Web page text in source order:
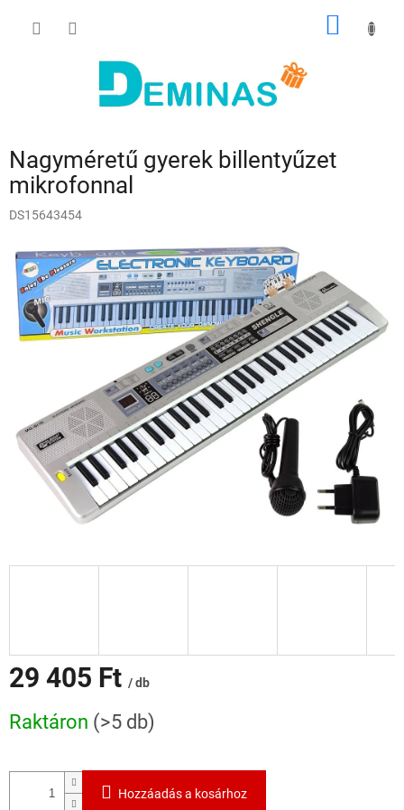
KOSÁR
Nagyméretű gyerek billentyűzet
mikrofonnal
DS15643454
29 405 Ft / db
Raktáron (>5 db)
Hozzáadás a kosárhoz